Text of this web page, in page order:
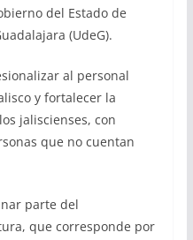
del Estado de
(UdeG).
al personal
y fortalecer la
jaliscienses, con
que no cuentan
parte del
que corresponde por